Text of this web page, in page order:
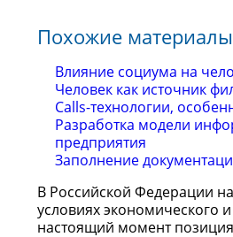
Похожие материалы
Влияние социума на
Человек как источник
Calls-технологии,
Разработка модели
предприятия
Заполнение
В Российской Федерации
условиях экономического
настоящий момент позиция